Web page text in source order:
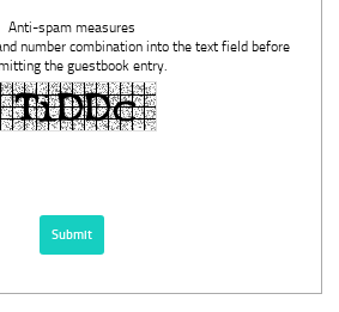
Anti-spam measures
number combination into the text field before
the guestbook entry.